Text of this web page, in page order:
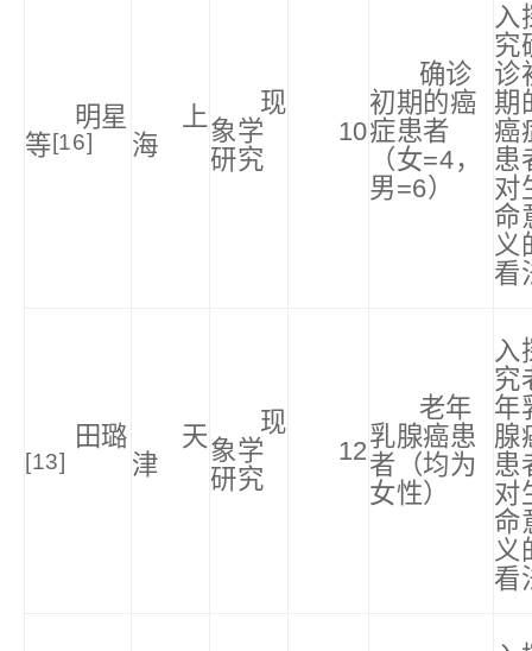
明星
等[16]
上
海
现
象学
研究
10
确诊
初期的癌
症患者
（女=4，
男=6）
入
究
诊
期
癌
患
对
命
义
看
田璐
[13]
天
津
现
象学
研究
12
老年
乳腺癌患
者（均为
女性）
入
究
年
腺
患
对
命
义
看